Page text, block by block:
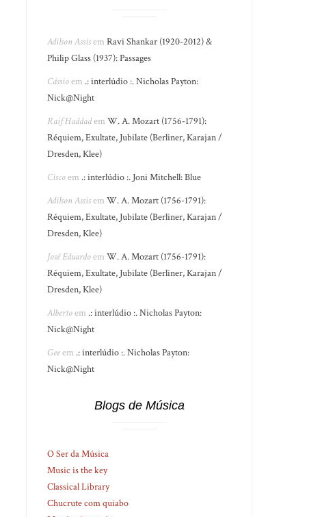
Adilson AssisemRavi Shankar (1920-2012) &
Philip Glass (1937): Passages
Cássioem .: interlúdio :. Nicholas Payton:
Nick@Night
Raif HaddademW. A. Mozart (1756-1791):
Réquiem, Exultate, Jubilate (Berliner, Karajan /
Dresden, Klee)
Ciscoem .: interlúdio :. Joni Mitchell: Blue
Adilson AssisemW. A. Mozart (1756-1791):
Réquiem, Exultate, Jubilate (Berliner, Karajan /
Dresden, Klee)
José EduardoemW. A. Mozart (1756-1791):
Réquiem, Exultate, Jubilate (Berliner, Karajan /
Dresden, Klee)
Albertoem .: interlúdio :. Nicholas Payton:
Nick@Night
Geeem .: interlúdio :. Nicholas Payton:
Nick@Night
Blogs de Música
O Ser da Música
Music is the key
Classical Library
Chucrute com quiabo